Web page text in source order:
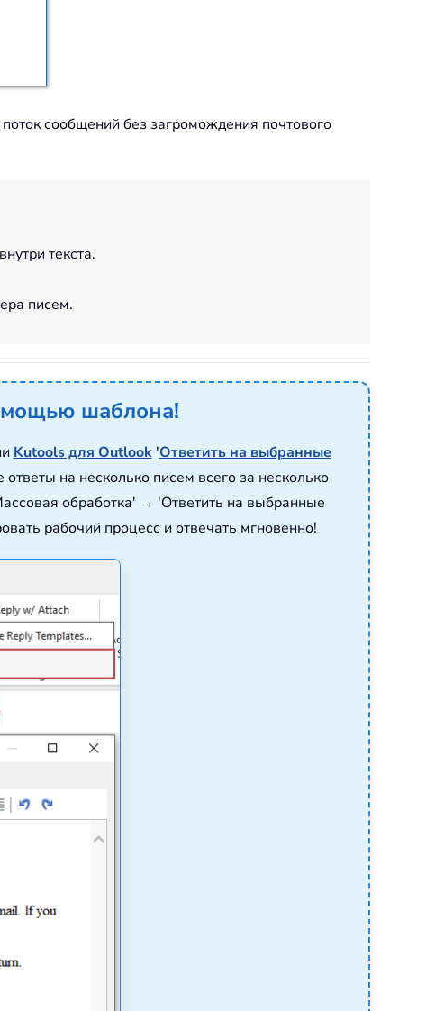
сообщений без загромождения почтового
текста.
писем.
шаблона!
Kutools для Outlook'Ответить на выбранные
на несколько писем всего за несколько
обработка' → 'Ответить на выбранные
рабочий процесс и отвечать мгновенно!